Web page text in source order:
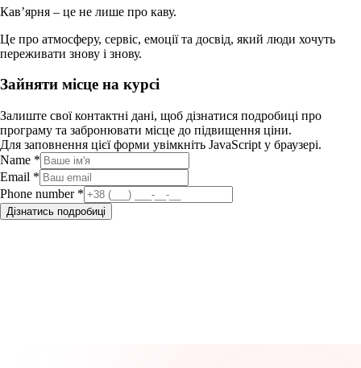
Кав’ярня – це не лише про каву.
Це про атмосферу, сервіс, емоції та досвід, який люди хочуть
переживати знову і знову.
Зайняти місце на курсі
Залиште свої контактні дані, щоб дізнатися подробиці про
програму та забронювати місце до підвищення ціни.
Для заповнення цієї форми увімкніть JavaScript у браузері.
Name *
Email *
Phone number *
Дізнатись подробиці